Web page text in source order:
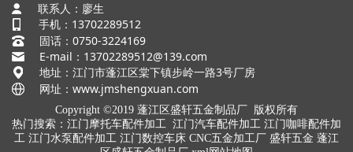
联系人：廖生
手机：13702289512
固话：0750-3224169
E-mail：13702289512@139.com
地址：江门市蓬江区棠下镇步岭一路3号厂房
网址： www.jmshengxuan.com
Copyright ©2019 蓬江区盛轩五金制品厂 版权所有
热门搜索： 江门摩托车配件加工 江门汽车配件加工 江门咖啡配件加
工 江门水泵配件加工 江门数控车床 CNC五金加工厂 盛轩五金 蓬江